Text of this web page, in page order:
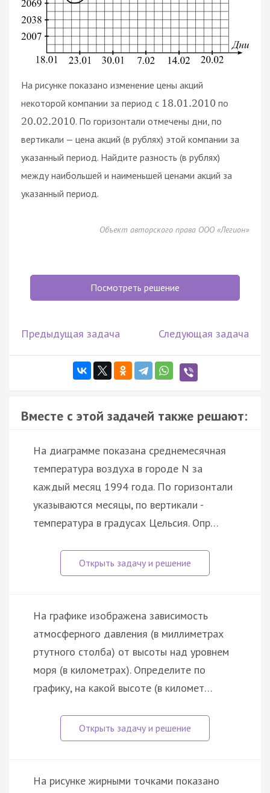
На рисунке показано изменение цены акций
некоторой компании за период с 18.01.2010 по
20.02.2010. По горизонтали отмечены дни, по
вертикали — цена акций (в рублях) этой компании за
указанный период. Найдите разность (в рублях)
между наибольшей и наименьшей ценами акций за
указанный период.
Объект авторского права ООО «Легион»
Посмотреть решение
Предыдущая задача Следующая задача
Вместе с этой задачей также решают:
На диаграмме показана среднемесячная
температура воздуха в городе N за
каждый месяц 1994 года. По горизонтали
указываются месяцы, по вертикали -
температура в градусах Цельсия. Опр…
На графике изображена зависимость
атмосферного давления (в миллиметрах
ртутного столба) от высоты над уровнем
моря (в километрах). Определите по
графику, на какой высоте (в километ…
На рисунке жирными точками показано